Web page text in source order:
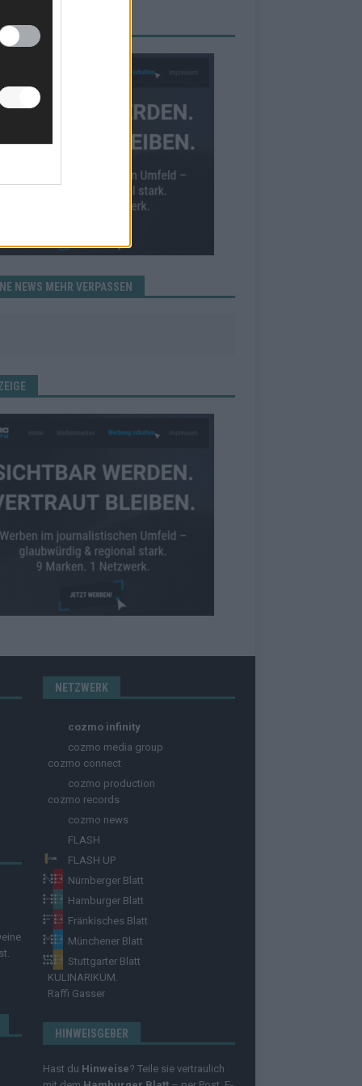
BEI UNS!
NEWS MEHR VERPASSEN
NETZWERK
cozmo infinity
cozmo media group
cozmo connect
cozmo production
cozmo records
cozmo news
FLASH
FLASH UP
Nürnberger Blatt
Hamburger Blatt
Fränkisches Blatt
Münchener Blatt
Stuttgarter Blatt
KULINARIKUM.
Raffi Gasser
HINWEISGEBER
Hast du Hinweise? Teile sie vertraulich